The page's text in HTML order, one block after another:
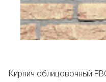
Кирпич облицовочный